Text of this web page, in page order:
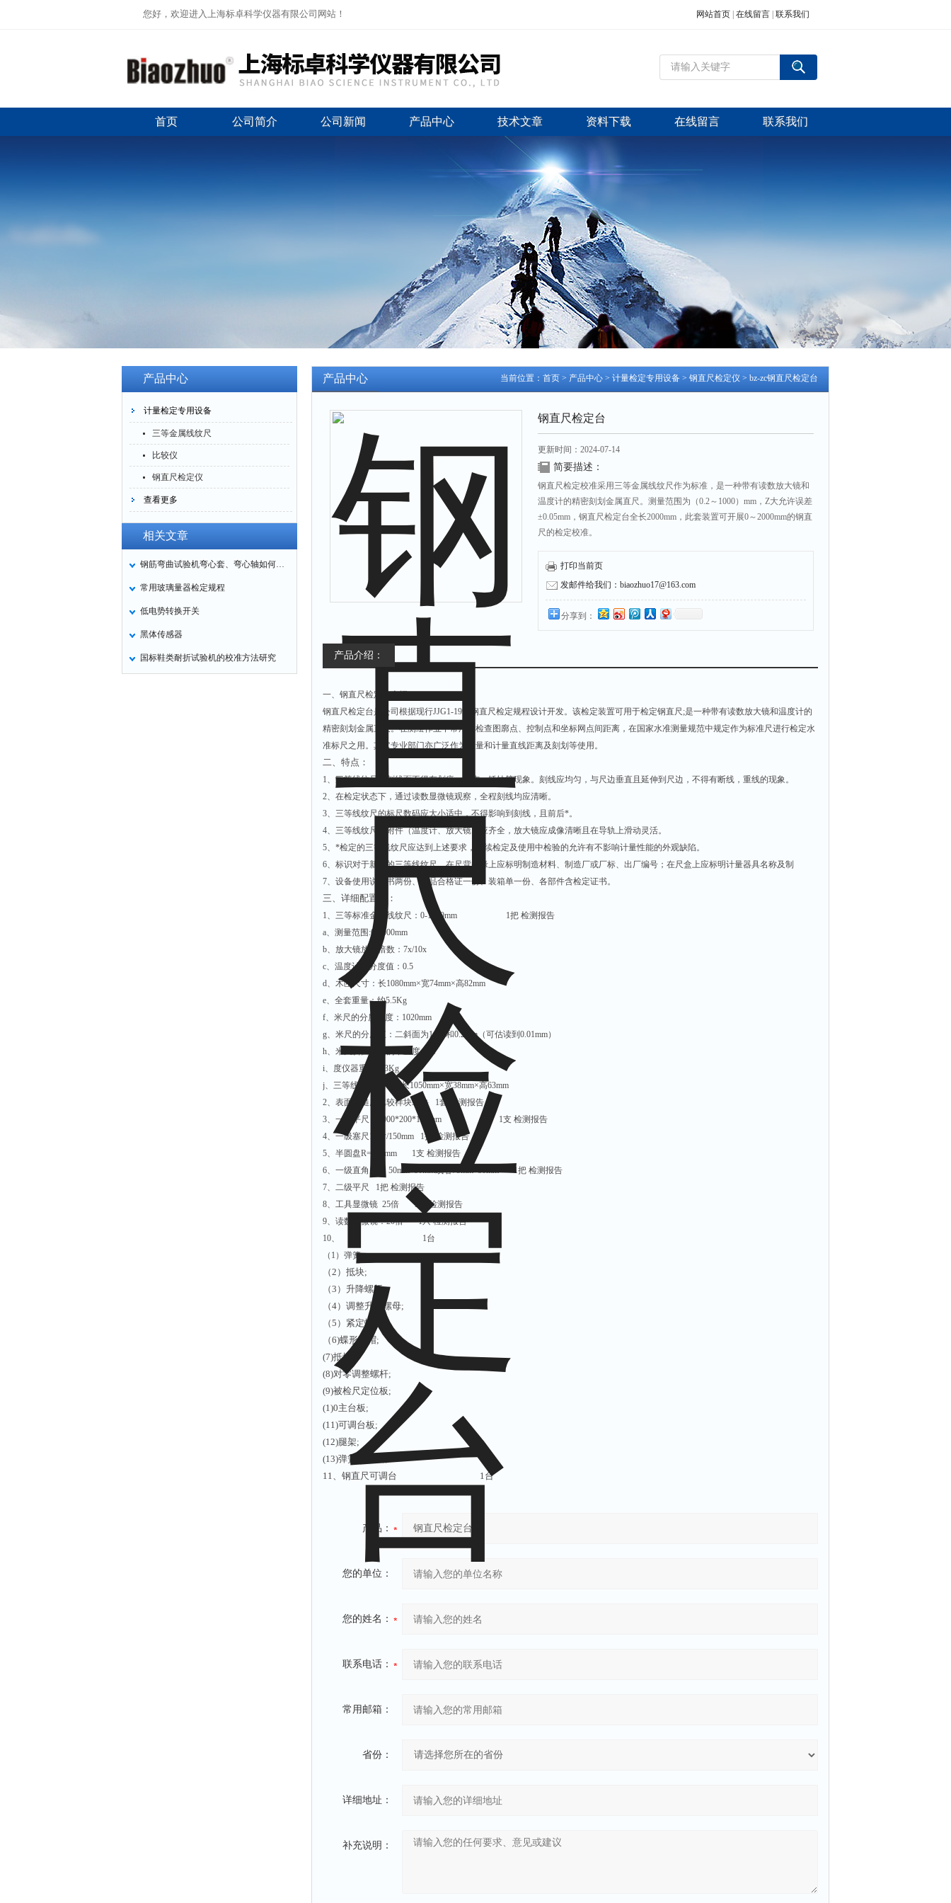
您好，欢迎进入上海标卓科学仪器有限公司网站！ 网站首页 在线留言 联系我们
首页 公司简介 公司新闻 产品中心 技术文章 资料下载 在线留言 联系我们
产品中心
计量检定专用设备
三等金属线纹尺
比较仪
钢直尺检定仪
查看更多
相关文章
钢筋弯曲试验机弯心套、弯心轴如何选择计算
常用玻璃量器检定规程
低电势转换开关
黑体传感器
国标鞋类耐折试验机的校准方法研究
当前位置： 首页 > 产品中心 > 计量检定专用设备 > 钢直尺检定仪 > bz-zc钢直尺检定台
产品中心
钢直尺检定台
更新时间：2024-07-14
简要描述：
钢直尺检定校准采用三等金属线纹尺作为标准，是一种带有读数放大镜和
温度计的精密刻划金属直尺。测量范围为（0.2～1000）mm，Z大允许误差
±0.05mm，钢直尺检定台全长2000mm，此套装置可开展0～2000mm的钢直
尺的检定校准。
打印当前页
发邮件给我们：biaozhuo17@163.com
分享到：
产品介绍：
一、钢直尺检定台介绍：
钢直尺检定台是公司根据现行JJG1-1999钢直尺检定规程设计开发。该检定装置可用于检定钢直尺;是一种带有读数放大镜和温度计的
精密刻划金属直尺。在测绘作业中常用于检查图廓点、控制点和坐标网点间距离，在国家水准测量规范中规定作为标准尺进行检定水
准标尺之用。其它专业部门亦广泛作为测量和计量直线距离及刻划等使用。
二、 特点：
1、三等线纹尺的刻线面不得有划痕、碰伤、锈蚀等现象。刻线应均匀，与尺边垂直且延伸到尺边，不得有断线，重线的现象。
2、在检定状态下，通过读数显微镜观察，全程刻线均应清晰。
3、三等线纹尺的标尺数码应大小适中，不得影响到刻线，且前后*。
4、三等线纹尺的附件（温度计、放大镜）应齐全，放大镜应成像清晰且在导轨上滑动灵活。
5、*检定的三等线纹尺应达到上述要求，后续检定及使用中检验的允许有不影响计量性能的外观缺陷。
6、标识对于新制的三等线纹尺，在尺背凸缘上应标明制造材料、制造厂或厂标、出厂编号；在尺盒上应标明计量器具名称及制
7、设备使用说明书两份、产品合格证一份、装箱单一份、各部件含检定证书。
三、详细配置单：
1、三等标准金属线纹尺：0-1000mm 1把 检测报告
a、测量范围:0-1000mm
b、放大镜放大倍数：7x/10x
c、温度计的分度值：0.5
d、木匣尺寸：长1080mm×宽74mm×高82mm
e、全套重量：约5.5Kg
f、米尺的分度长度：1020mm
g、米尺的分度值：二斜面为1mm和0.2mm（可估读到0.01mm）
h、米尺斜面刃边的不直度≤0.1
i、度仪器重量：3Kg
j、三等线纹尺尺寸：长1050mm×宽38mm×高63mm
2、表面粗糙度比较样块32块 1套 检测报告
3、一级平尺；2000*200*100mm 1支 检测报告
4、一级塞尺17片/150mm 1把 检测报告
5、半圆盘R=250mm 1支 检测报告
6、一级直角尺； 50mm*80mm或者75mm*80mm 1把 检测报告
7、二级平尺 1把 检测报告
8、工具显微镜 25倍 1只 检测报告
9、读数显微镜：20倍 1只 检测报告
10、 1台
（1）弹簧;
（2）抵块;
（3）升降螺杆;
（4）调整升降螺母;
（5）紧定螺丝;
（6)蝶形螺帽;
(7)抵块;
(8)对零调整螺杆;
(9)被检尺定位板;
(1)0主台板;
(11)可调台板;
(12)腿架;
(13)弹簧等组成。
11、钢直尺可调台 1台
产品：
您的单位：
您的姓名：
联系电话：
常用邮箱：
省份：
详细地址：
补充说明：